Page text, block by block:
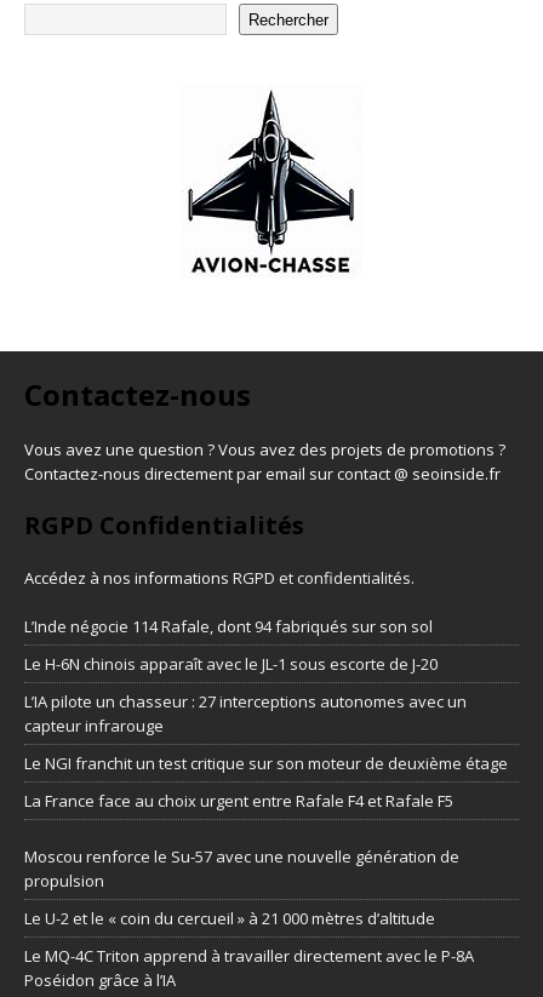
Rechercher
Contactez-nous
Vous avez une question ? Vous avez des projets de promotions ?
Contactez-nous directement par email sur contact @ seoinside.fr
RGPD Confidentialités
Accédez à nos informations RGPD et confidentialités.
L’Inde négocie 114 Rafale, dont 94 fabriqués sur son sol
Le H-6N chinois apparaît avec le JL-1 sous escorte de J-20
L’IA pilote un chasseur : 27 interceptions autonomes avec un
capteur infrarouge
Le NGI franchit un test critique sur son moteur de deuxième étage
La France face au choix urgent entre Rafale F4 et Rafale F5
Moscou renforce le Su-57 avec une nouvelle génération de
propulsion
Le U-2 et le « coin du cercueil » à 21 000 mètres d’altitude
Le MQ-4C Triton apprend à travailler directement avec le P-8A
Poséidon grâce à l’IA